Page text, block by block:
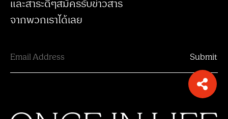
และสาระดีๆสมัครรับข่าวสาร
จากพวกเราได้เลย